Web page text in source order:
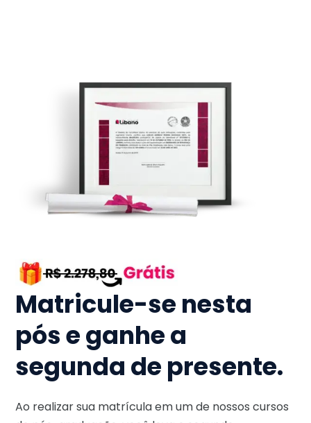
Matricule-se nesta
pós e ganhe a
segunda de presente.
Ao realizar sua matrícula em um de nossos cursos